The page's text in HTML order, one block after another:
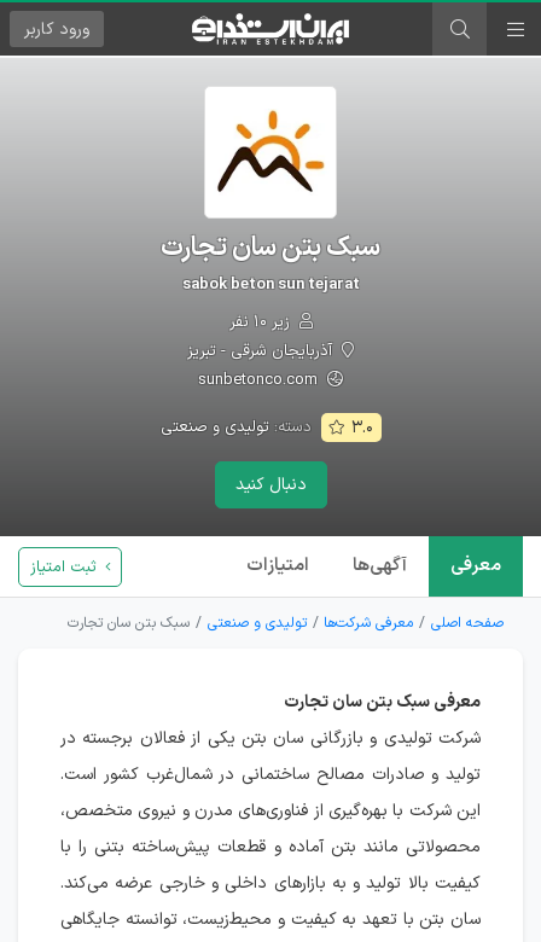
ورود کاربر
سبک بتن سان تجارت
sabok beton sun tejarat
زیر ۱۰ نفر
آذربایجان شرقی - تبریز
۳.۰ دسته:تولیدی و صنعتی
دنبال کنید
معرفی آگهی‌ها امتیازات ثبت امتیاز
صفحه اصلی معرفی شرکت‌ها تولیدی و صنعتی سبک بتن سان تجارت
معرفی سبک بتن سان تجارت
شرکت تولیدی و بازرگانی سان بتن یکی از فعالان برجسته در
تولید و صادرات مصالح ساختمانی در شمال‌غرب کشور است.
این شرکت با بهره‌گیری از فناوری‌های مدرن و نیروی متخصص،
محصولاتی مانند بتن آماده و قطعات پیش‌ساخته بتنی را با
کیفیت بالا تولید و به بازارهای داخلی و خارجی عرضه می‌کند.
سان بتن با تعهد به کیفیت و محیط‌زیست، توانسته جایگاهی